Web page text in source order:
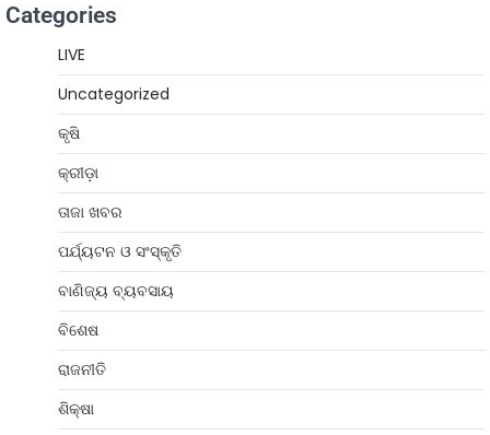
Categories
LIVE
Uncategorized
କୃଷି
କ୍ରୀଡ଼ା
ତାଜା ଖବର
ପର୍ଯ୍ୟଟନ ଓ ସଂସ୍କୃତି
ବାଣିଜ୍ୟ ବ୍ୟବସାୟ
ବିଶେଷ
ରାଜନୀତି
ଶିକ୍ଷା